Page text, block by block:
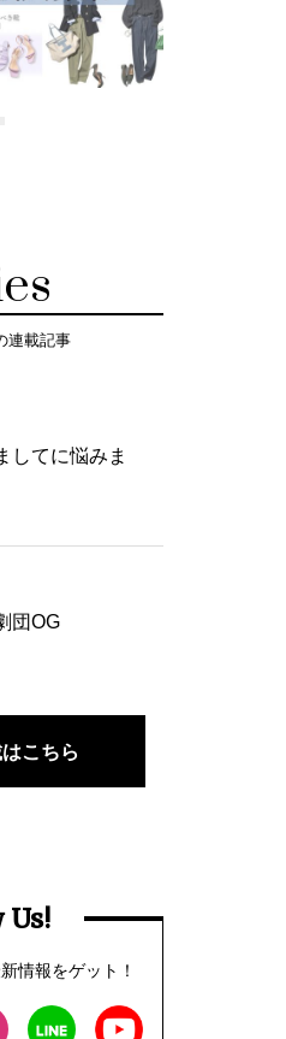
連載記事
してに悩みま
団OG
こちら
Us!
情報をゲット！